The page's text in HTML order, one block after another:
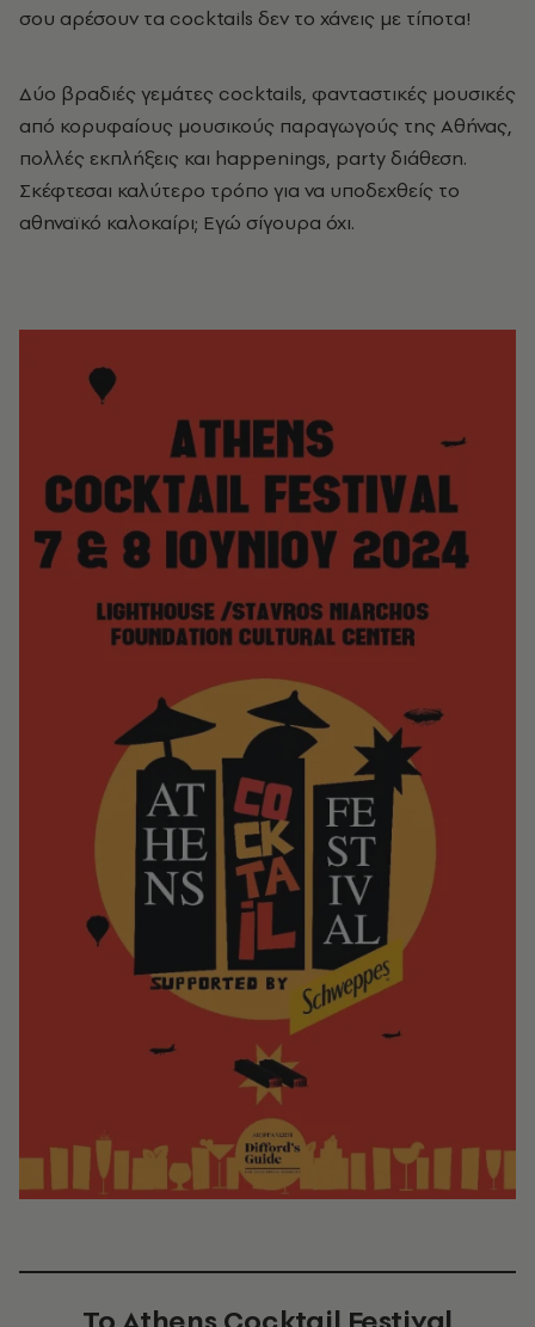
σου αρέσουν τα cocktails δεν το χάνεις με τίποτα!
Δύο βραδιές γεμάτες cocktails, φανταστικές μουσικές
από κορυφαίους μουσικούς παραγωγούς της Αθήνας,
πολλές εκπλήξεις και happenings, party διάθεση.
Σκέφτεσαι καλύτερο τρόπο για να υποδεχθείς το
αθηναϊκό καλοκαίρι; Εγώ σίγουρα όχι.